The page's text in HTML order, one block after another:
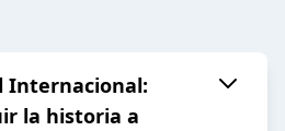
Internacional:
la historia a